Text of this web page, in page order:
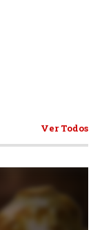
Ver Todos